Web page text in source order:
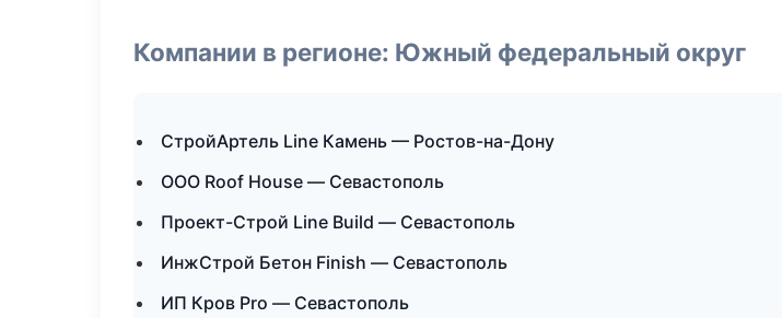
Компании в регионе: Южный федеральный округ
СтройАртель Line Камень — Ростов-на-Дону
ООО Roof House — Севастополь
Проект-Строй Line Build — Севастополь
ИнжСтрой Бетон Finish — Севастополь
ИП Кров Pro — Севастополь